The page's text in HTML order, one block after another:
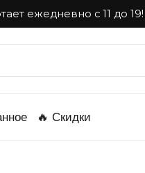
ежедневно с 11 до 19!
🔥 Скидки